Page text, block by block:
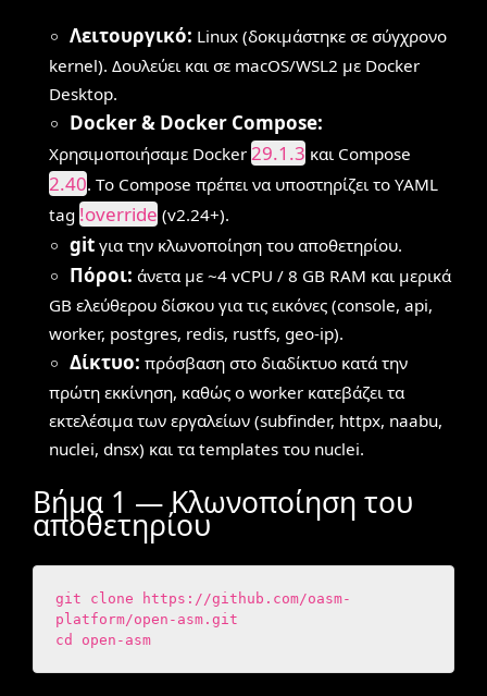
Λειτουργικό: Linux (δοκιμάστηκε σε σύγχρονο
kernel). Δουλεύει και σε macOS/WSL2 με Docker
Desktop.
Docker & Docker Compose:
Χρησιμοποιήσαμε Docker 29.1.3 και Compose
2.40. Το Compose πρέπει να υποστηρίζει το YAML
tag !override (v2.24+).
git για την κλωνοποίηση του αποθετηρίου.
Πόροι: άνετα με ~4 vCPU / 8 GB RAM και μερικά
GB ελεύθερου δίσκου για τις εικόνες (console, api,
worker, postgres, redis, rustfs, geo-ip).
Δίκτυο: πρόσβαση στο διαδίκτυο κατά την
πρώτη εκκίνηση, καθώς ο worker κατεβάζει τα
εκτελέσιμα των εργαλείων (subfinder, httpx, naabu,
nuclei, dnsx) και τα templates του nuclei.
Βήμα 1 — Κλωνοποίηση του
αποθετηρίου
git clone https://github.com/oasm-
platform/open-asm.git
cd open-asm